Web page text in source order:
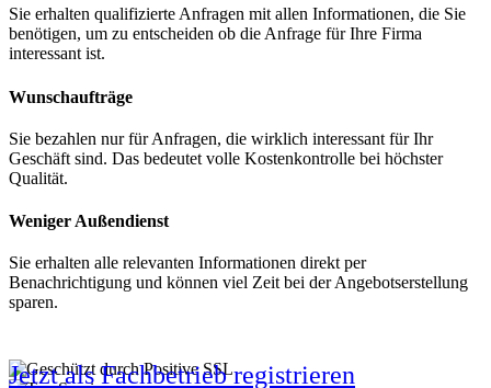
Sie erhalten qualifizierte Anfragen mit allen Informationen, die Sie
benötigen, um zu entscheiden ob die Anfrage für Ihre Firma
interessant ist.
Wunschaufträge
Sie bezahlen nur für Anfragen, die wirklich interessant für Ihr
Geschäft sind. Das bedeutet volle Kostenkontrolle bei höchster
Qualität.
Weniger Außendienst
Sie erhalten alle relevanten Informationen direkt per
Benachrichtigung und können viel Zeit bei der Angebotserstellung
sparen.
Jetzt als Fachbetrieb registrieren